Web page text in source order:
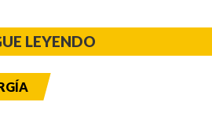
LEYENDO